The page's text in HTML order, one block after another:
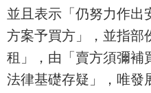
並且表示「仍努力作出
方案予買方」，並指部
租」，由「賣方須彌補
法律基礎存疑」，唯發